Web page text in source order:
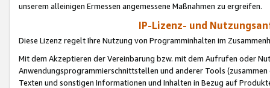
unserem alleinigen Ermessen angemessene Maßnahmen zu ergreifen.
IP-Lizenz- und
Diese Lizenz regelt Ihre Nutzung von Programminhalten im
Mit dem Akzeptieren der Vereinbarung bzw. mit dem Aufrufen oder
Anwendungsprogrammierschnittstellen und anderer Tools (zusammen
Texten und sonstigen Informationen und Inhalten in Bezug auf